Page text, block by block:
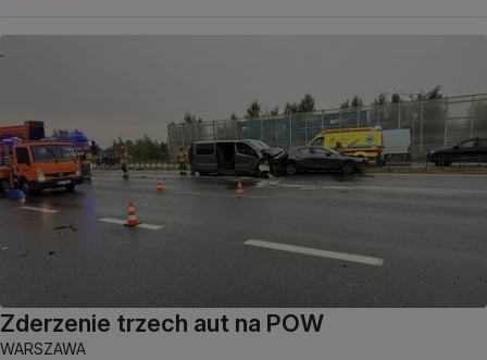
Zderzenie trzech aut na POW
WARSZAWA